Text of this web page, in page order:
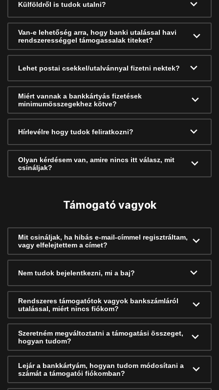
Külföldről is tudok utalni?
Van-e lehetőség arra, hogy banki utalással havi
rendszerességgel támogassalak titeket?
Lehet postai csekkel/utalvánnyal fizetni nektek?
Miért vannak a bankkártyás fizetések
minimumösszegekhez kötve?
Hírlevélre hogy tudok feliratkozni?
Olyan kérdésem van, amire nincs itt válasz, mit
csináljak?
Támogató vagyok
Mit csináljak, ha hibás e-mail-címmel regisztráltam,
vagy elfelejtettem a címet?
Nem tudok bejelentkezni, mi a baj?
Rendszeres támogatótok vagyok bankszámláról
utalással, miért nincs fiókom?
Szeretném megváltoztatni a támogatási összeget,
hogyan tudom?
Lejár a bankkártyám, hogyan tudom módosítani a
számát a támogatói fiókomban?